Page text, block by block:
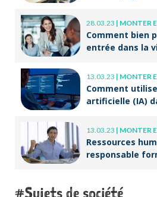
28.03.23 | MONTER
Comment bien
entrée dans la
13.03.23 | MONTER
Comment
artificielle (IA)
13.03.23 | MONTER
Ressources
responsable
Sujets de société